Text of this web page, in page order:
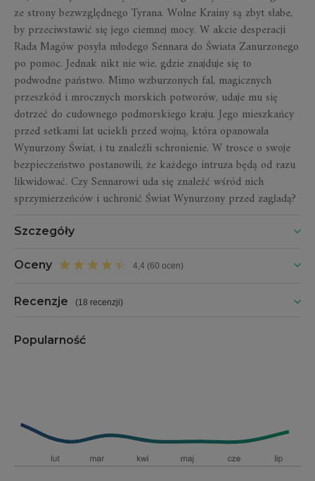
ze strony bezwzględnego Tyrana. Wolne Krainy są zbyt słabe,
by przeciwstawić się jego ciemnej mocy. W akcie desperacji
Rada Magów posyła młodego Sennara do Świata Zanurzonego
po pomoc. Jednak nikt nie wie, gdzie znajduje się to
podwodne państwo. Mimo wzburzonych fal, magicznych
przeszkód i mrocznych morskich potworów, udaje mu się
dotrzeć do cudownego podmorskiego kraju. Jego mieszkańcy
przed setkami lat uciekli przed wojną, która opanowała
Wynurzony Świat, i tu znaleźli schronienie. W trosce o swoje
bezpieczeństwo postanowili, że każdego intruza będą od razu
likwidować. Czy Sennarowi uda się znaleźć wśród nich
sprzymierzeńców i uchronić Świat Wynurzony przed zagładą?
Szczegóły
Oceny 4,4 (60 ocen)
Recenzje (18 recenzji)
Popularność